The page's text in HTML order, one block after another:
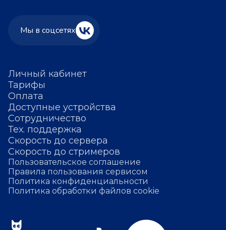
Личный кабинет
Тарифы
Оплата
Доступные устройства
Сотрудничество
Тех. поддержка
Скорость до сервера
Скорость до стримеров
Пользовательское соглашение
Правила пользования сервисом
Политика конфиденциальности
Политика обработки файлов cookie
Мы в соцсетях